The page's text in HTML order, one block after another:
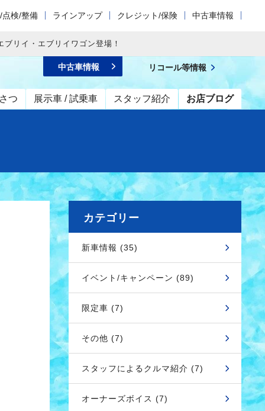
点検/整備 ラインアップ クレジット/保険 中古車情報
リイ・エブリイワゴン登場！
つ 展示車 / 試乗車 スタッフ紹介 お店ブログ
中古車情報 リコール等情報
カテゴリー
新車情報 (35)
イベント/キャンペーン (89)
限定車 (7)
その他 (7)
スタッフによるクルマ紹介 (7)
オーナーズボイス (7)